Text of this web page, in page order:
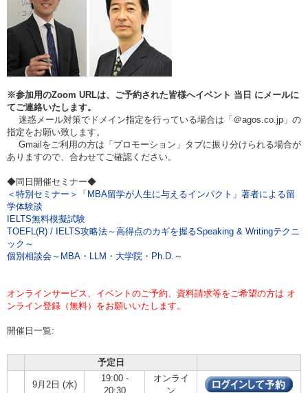
※参加用のZoom URLは、ご予約された皆様へイベント 当日 にメールに
てご連絡いたします。
迷惑メール対策でドメイン指定を行っている場合は「＠agos.co.jp」の
指定をお願い致します。
Gmailをご利用の方は「プロモーション」タブに振り分けられる場合が
ありますので、合わせてご確認ください。
◆同日開催セミナー◆
＜特別セミナー＞「MBA留学が人生に与えるインパクト」著者による留
学体験談
IELTS無料模擬試験
TOEFL(R) / IELTS攻略法～高得点のカギを握るSpeaking & Writingテクニ
ック～
個別相談会～MBA・LLM・大学院・Ph.D.～
オンラインサービス、イベントのご予約、資料請求等をご希望の方は オ
ンライン登録（無料）をお願いいたします。
開催日一覧:
予定日
9月2日 (水)
19:00 -
20:30
オンライ
ン